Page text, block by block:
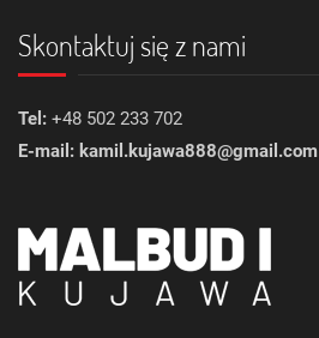
Skontaktuj się z nami
Tel: +48 502 233 702
E-mail: kamil.kujawa888@gmail.com